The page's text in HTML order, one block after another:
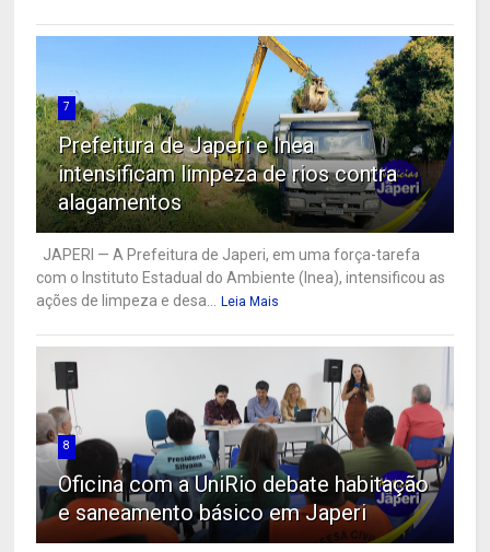
7
Prefeitura de Japeri e Inea
intensificam limpeza de rios contra
alagamentos
JAPERI — A Prefeitura de Japeri, em uma força-tarefa
com o Instituto Estadual do Ambiente (Inea), intensificou as
ações de limpeza e desa...
Leia Mais
8
Oficina com a UniRio debate habitação
e saneamento básico em Japeri